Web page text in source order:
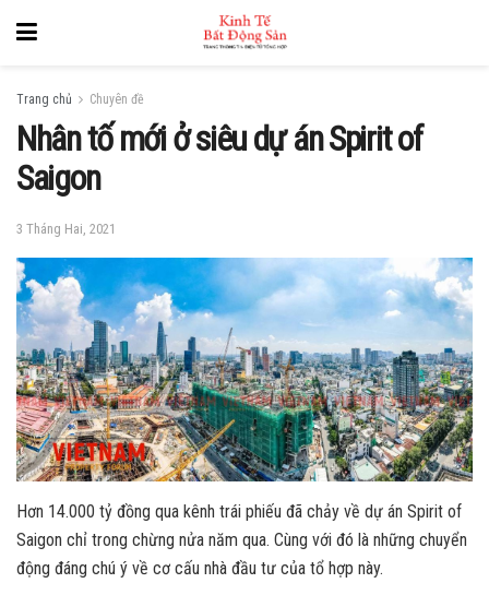
Trang chủ Chuyên đề
Nhân tố mới ở siêu dự án Spirit of
Saigon
3 Tháng Hai, 2021
Hơn 14.000 tỷ đồng qua kênh trái phiếu đã chảy về dự án Spirit of
Saigon chỉ trong chừng nửa năm qua. Cùng với đó là những chuyển
động đáng chú ý về cơ cấu nhà đầu tư của tổ hợp này.